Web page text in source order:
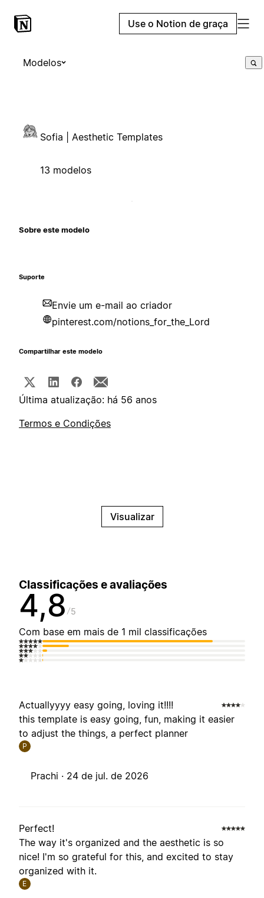
Use o Notion de graça
Modelos
Sofia | Aesthetic Templates
13 modelos
Sobre este modelo
Suporte
Envie um e-mail ao criador
pinterest.com/notions_for_the_Lord
Compartilhar este modelo
Última atualização: há 56 anos
Termos e Condições
Visualizar
Classificações e avaliações
4,8 5
Com base em mais de 1 mil classificações
Actuallyyyy easy going, loving it!!!!
this template is easy going, fun, making it easier
to adjust the things, a perfect planner
P
Prachi · 24 de jul. de 2026
Perfect!
The way it's organized and the aesthetic is so
nice! I'm so grateful for this, and excited to stay
organized with it.
E